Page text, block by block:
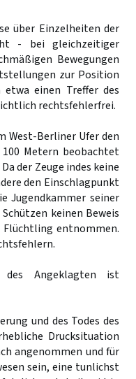
über Einzelheiten der
- bei gleichzeitiger
Bewegungen
zur Position
etwa einen Treffer des
rechtsfehlerfrei.
West-Berliner Ufer den
Metern beobachtet
der Zeuge indes keine
den Einschlagpunkt
Jugendkammer seiner
keinen Beweis
Flüchtling entnommen.
des Angeklagten ist
und des Todes des
Drucksituation
angenommen und für
sein, eine tunlichst